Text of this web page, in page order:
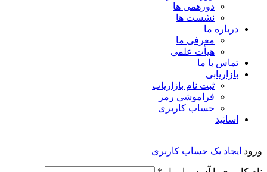
دورهمی ها
نشست ها
درباره ما
معرفی ما
هیأت علمی
تماس با ما
بازاریابی
ثبت نام بازاریاب
فراموشی رمز
حساب کاربری
اساتید
ورود ایجاد یک حساب کاربری